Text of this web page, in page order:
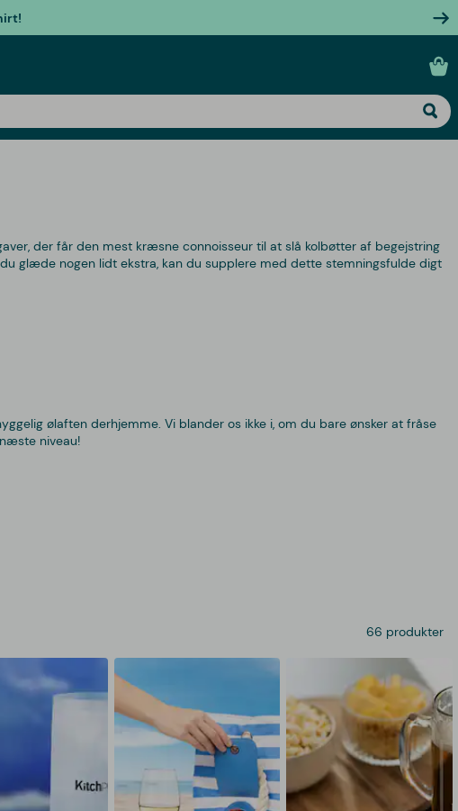
der får den mest kræsne connoisseur til at slå kolbøtter af begejstring
glæde nogen lidt ekstra, kan du supplere med dette stemningsfulde digt
ølaften derhjemme. Vi blander os ikke i, om du bare ønsker at fråse
niveau!
66 produkter